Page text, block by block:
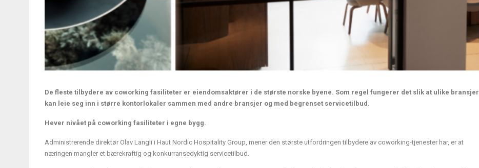
De fleste tilbydere av coworking fasiliteter er eiendomsaktører i de største norske byene. Som regel fungerer det slik at ulike bransjer
kan leie seg inn i større kontorlokaler sammen med andre bransjer og med begrenset servicetilbud.
Hever nivået på coworking fasiliteter i egne bygg.
Administrerende direktør Olav Langli i Haut Nordic Hospitality Group, mener den største utfordringen tilbydere av coworking-tjenester har, er at
næringen mangler et bærekraftig og konkurransedyktig servicetilbud.